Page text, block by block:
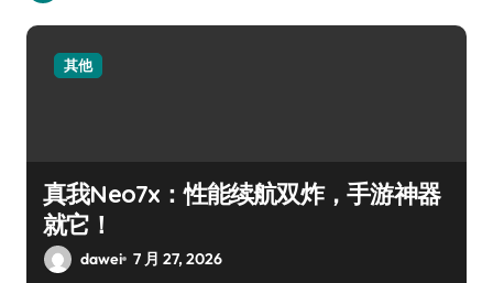
其他
真我Neo7x：性能续航双炸，手游神器
就它！
dawei 7 月 27, 2026